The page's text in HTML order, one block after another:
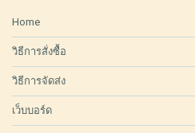
Home
วิธีการสั่งซื้อ
วิธีการจัดส่ง
เว็บบอร์ด